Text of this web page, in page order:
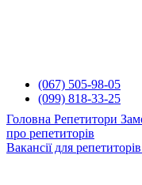
(067) 505-98-05
(099) 818-33-25
Головна Репетитори
про репетиторів
Вакансії для репетиторів